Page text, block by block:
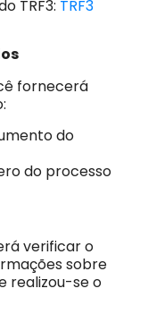
TRF3: TRF3
fornecerá
do
do processo
verificar o
sobre
realizou-se o